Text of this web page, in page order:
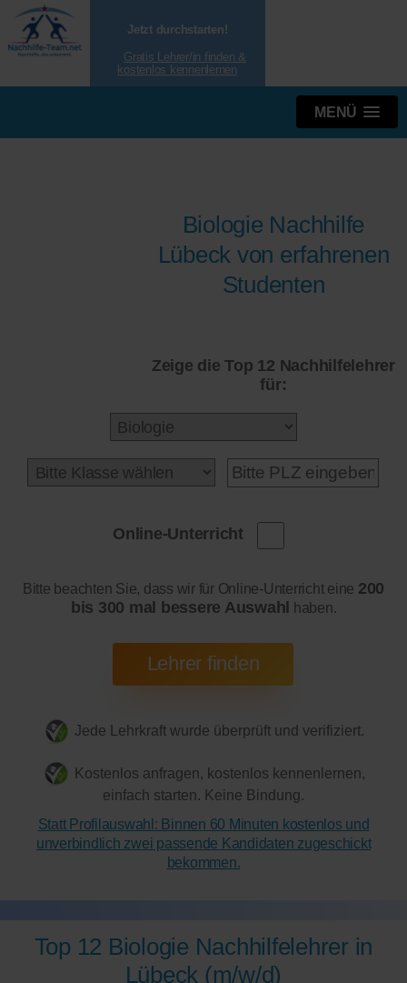
Jetzt durchstarten!
Gratis Lehrer/in finden &
kostenlos kennenlernen
MENÜ
Biologie Nachhilfe
Lübeck von erfahrenen
Studenten
Zeige die Top 12 Nachhilfelehrer
für:
Online-Unterricht
Bitte beachten Sie, dass wir für Online-Unterricht eine 200
bis 300 mal bessere Auswahl haben.
Jede Lehrkraft wurde überprüft und verifiziert.
Kostenlos anfragen, kostenlos kennenlernen,
einfach starten. Keine Bindung.
Statt Profilauswahl: Binnen 60 Minuten kostenlos und
unverbindlich zwei passende Kandidaten zugeschickt
bekommen.
Top 12 Biologie Nachhilfelehrer in
Lübeck (m/w/d)